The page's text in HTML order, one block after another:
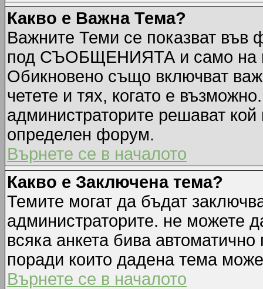
Какво е Важна Тема?
Важните Теми се показват във
под СЪОБЩЕНИЯТА и само на
Обикновено също включват
четете и тях, когато е
администраторите решават
определен форум.
Върнете се в началото
Какво е Заключена тема?
Темите могат да бъдат
администраторите. не можете
всяка анкета бива
поради които дадена тема
Върнете се в началото